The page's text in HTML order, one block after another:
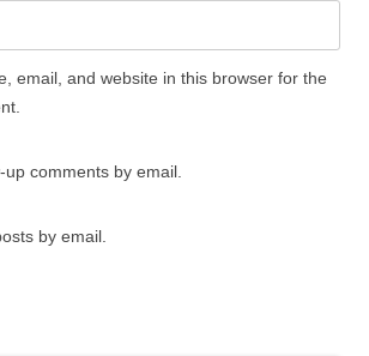
email, and website in this browser for the
comments by email.
by email.